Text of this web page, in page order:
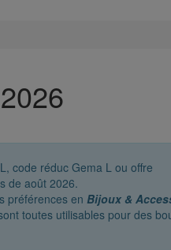
code réduc Gema L ou offre
de août 2026.
préférences en Bijoux &
toutes utilisables pour des